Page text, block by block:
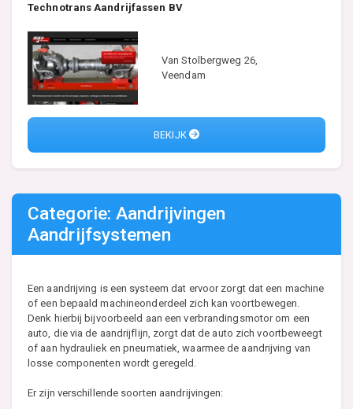
Technotrans Aandrijfassen BV
Van Stolbergweg 26,
Veendam
BEKIJK
Categorie: Aandrijvingen
Aandrijfsystemen
Een aandrijving is een systeem dat ervoor zorgt dat een machine
of een bepaald machineonderdeel zich kan voortbewegen.
Denk hierbij bijvoorbeeld aan een verbrandingsmotor om een
auto, die via de aandrijflijn, zorgt dat de auto zich voortbeweegt
of aan hydrauliek en pneumatiek, waarmee de aandrijving van
losse componenten wordt geregeld.
Er zijn verschillende soorten aandrijvingen: